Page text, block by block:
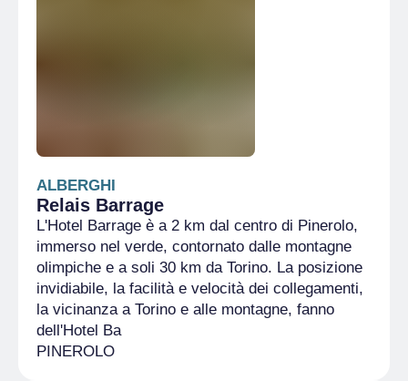
ALBERGHI
Relais Barrage
L'Hotel Barrage è a 2 km dal centro di Pinerolo,
immerso nel verde, contornato dalle montagne
olimpiche e a soli 30 km da Torino. La posizione
invidiabile, la facilità e velocità dei collegamenti,
la vicinanza a Torino e alle montagne, fanno
dell'Hotel Ba
PINEROLO